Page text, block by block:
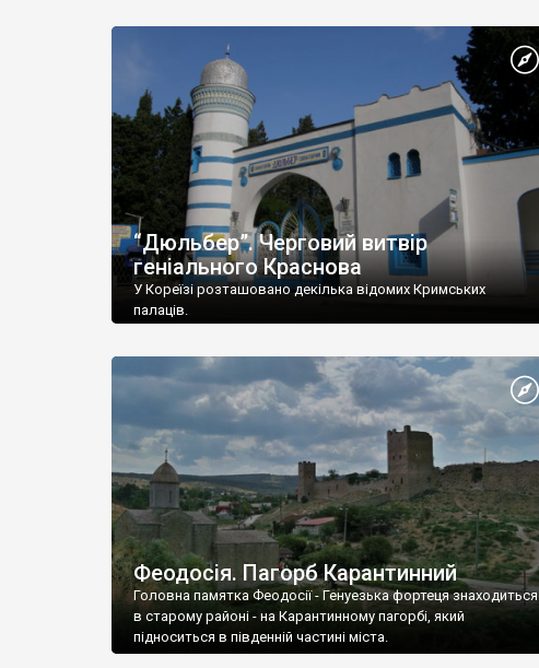
“Дюльбер”. Черговий витвір
геніального Краснова
У Кореїзі розташовано декілька відомих Кримських
палаців.
Феодосія. Пагорб Карантинний
Головна памятка Феодосії - Генуезька фортеця знаходиться
в старому районі - на Карантинному пагорбі, який
підноситься в південній частині міста.